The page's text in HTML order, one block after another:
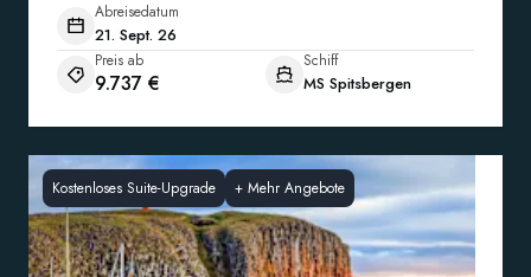
Abreisedatum
21. Sept. 26
Preis ab
9.737 €
Schiff
MS Spitsbergen
Kostenloses Suite-Upgrade + Mehr Angebote